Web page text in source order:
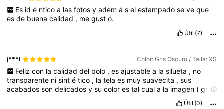
Es id é ntico a las fotos y adem á s el estampado se ve que
esde buenacalidad , megustó.
Útil (7)
j***l Color: Gris Oscuro / Talla: XS
Feliz con la calidad del polo , es ajustable a la silueta , no
transparente nisintético , latelaes muysuavecita ,sus
acabadossondelicadosysucolorestalcuala la imagen (gris
cintura
Útil (0)